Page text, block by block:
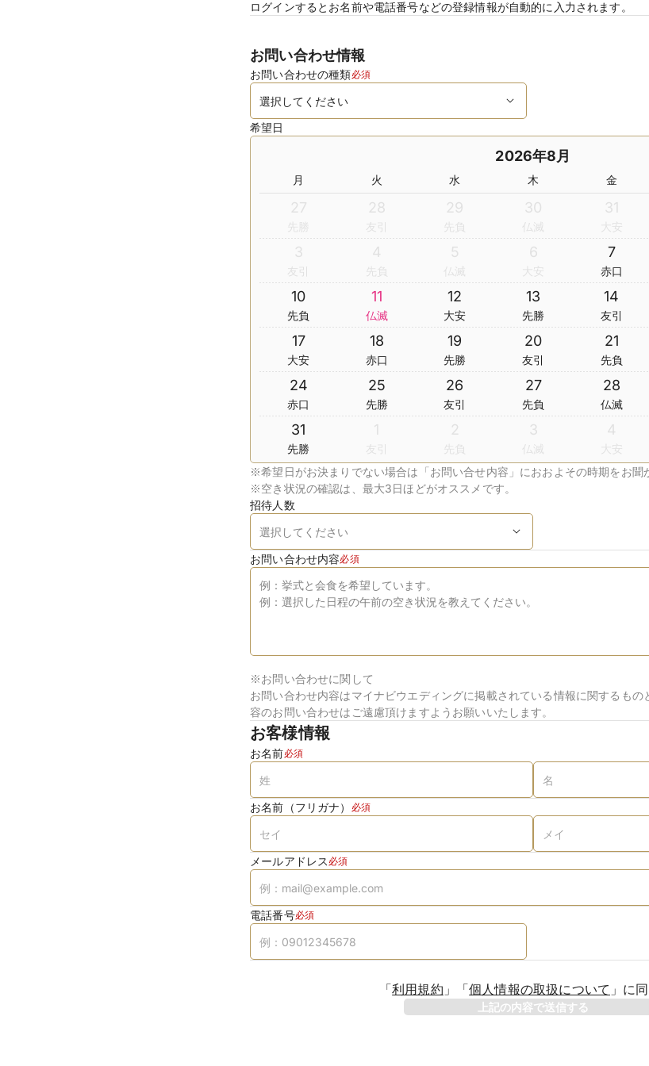
ログインするとお名前や電話番号などの登録情報が自動的に入力されます。
お問い合わせ情報
お問い合わせの種類必須
希望日
2026年8月
月 火 水 木 金
27
先勝
28
友引
29
先負
30
仏滅
31
大安
3
友引
4
先負
5
仏滅
6
大安
7
赤口
10
先負
11
仏滅
12
大安
13
先勝
14
友引
17
大安
18
赤口
19
先勝
20
友引
21
先負
24
赤口
25
先勝
26
友引
27
先負
28
仏滅
31
先勝
1
友引
2
先負
3
仏滅
4
大安
※希望日がお決まりでない場合は「お問い合せ内容」におおよその時期をお聞
※空き状況の確認は、最大3日ほどがオススメです。
招待人数
お問い合わせ内容必須
※お問い合わせに関して
お問い合わせ内容はマイナビウエディングに掲載されている情報に関するもの
容のお問い合わせはご遠慮頂けますようお願いいたします。
お客様情報
お名前必須
お名前（フリガナ） 必須
メールアドレス 必須
電話番号必須
「利用規約 」 「個人情報の取扱について 」 に
上記の内容で送信する